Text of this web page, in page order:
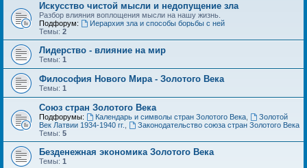
Искусство чистой мысли и недопущение зла
Разбор влияния воплощения мысли на нашу жизнь.
Подфорум:
Иерархия зла и способы борьбы с ней
Темы: 2
Лидерство - влияние на мир
Темы: 1
Философия Нового Мира - Золотого Века
Темы: 1
Cоюз стран Золотого Века
Подфорумы: Календарь и символы стран Золотого Века,
Золотой
Век Латвии 1934-1940 гг.
Законодательство союза стран Золотого Века
Темы: 5
Безденежная экономика Золотого Века
Темы: 1